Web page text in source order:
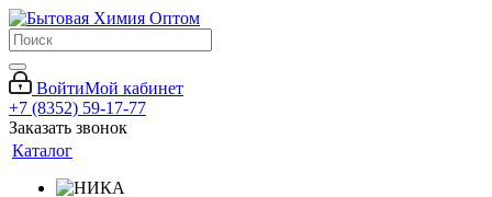
ВойтиМой кабинет
+7 (8352) 59-17-77
Заказать звонок
Каталог